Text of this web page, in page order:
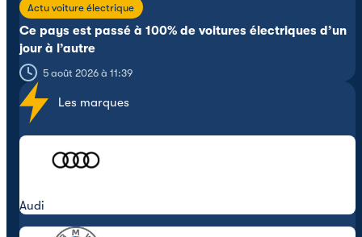
Actu voiture électrique
Ce pays est passé à 100% de voitures électriques d’un
jour à l’autre
5 août 2026 à 11:39
Les marques
Audi